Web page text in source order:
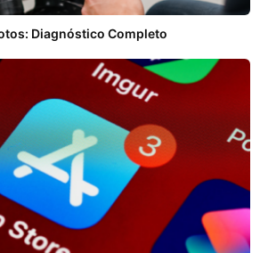
Diagnóstico Completo